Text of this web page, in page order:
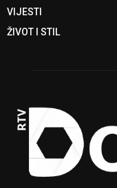
VIJESTI
ŽIVOT I STIL